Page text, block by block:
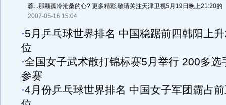
蓉...那颗孤冷沧桑的心? 更多精彩,敬请关注天津卫视5月19日晚上21:20的
2007-05-16 15:04
·5月乒乓球世界排名 中国稳踞前四韩阳上
位
·全国女子武术散打锦标赛5月举行 200多选
参赛
·4月份乒乓球世界排名 中国女子军团霸占